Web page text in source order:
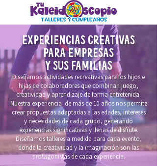
EXPERIENCIAS CREATIVAS
PARA EMPRESAS
Y SUS FAMILIAS
Diseñamos actividades recreativas para los hijos e
hijas de colaboradores que combinan juego,
creatividad y aprendizaje de forma entretenida.
Nuestra experiencia de más de 10 años nos permite
crear propuestas adaptadas a las edades, intereses
y necesidades de cada grupo, generando
experiencias significativas y llenas de disfrute.
Diseñamos talleres a medida para cada evento,
donde la creatividad y la imaginación son las
protagonistas de cada experiencia.